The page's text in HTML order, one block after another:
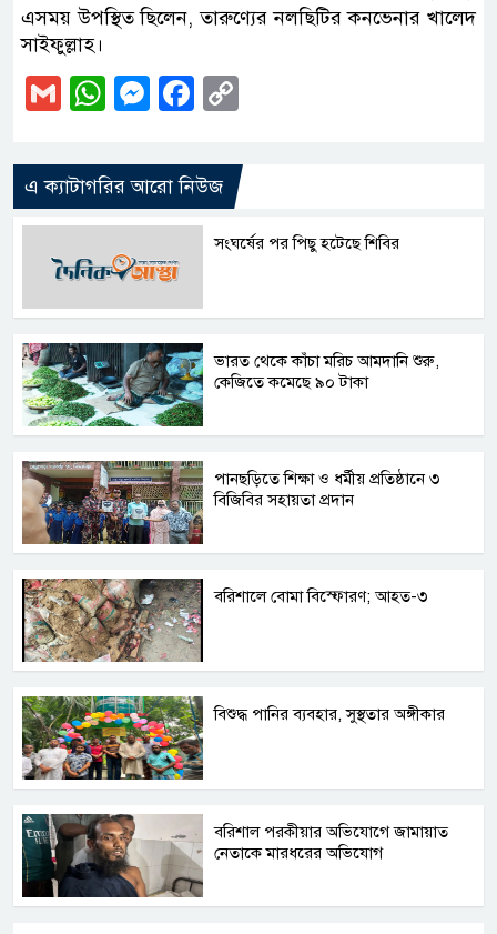
এসময় উপস্থিত ছিলেন, তারুণ্যের নলছিটির কনভেনার খালেদ
সাইফুল্লাহ।
GmailWhatsApp
Messenger
Facebook
এ ক্যাটাগরির আরো নিউজ
সংঘর্ষের পর পিছু হটেছে শিবির
ভারত থেকে কাঁচা মরিচ আমদানি শুরু,
কেজিতে কমেছে ৯০ টাকা
পানছড়িতে শিক্ষা ও ধর্মীয় প্রতিষ্ঠানে ৩
বিজিবির সহায়তা প্রদান
বরিশালে বোমা বিস্ফোরণ; আহত-৩
বিশুদ্ধ পানির ব্যবহার, সুস্থতার অঙ্গীকার
বরিশাল পরকীয়ার অভিযোগে জামায়াত
নেতাকে মারধরের অভিযোগ